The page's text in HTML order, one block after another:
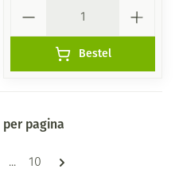
Bestel
Pagina's pagina
... Pagina
10
per pagina